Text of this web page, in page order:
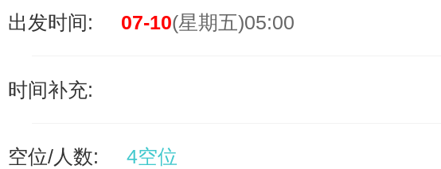
出发时间: 07-10(星期五)05:00
时间补充:
空位/人数: 4空位